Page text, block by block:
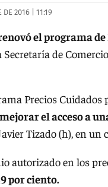
DE 2016 | 11:19
el programa
de
Precios
el acceso a
Tizado (h), en un
autorizado en los
por ciento.